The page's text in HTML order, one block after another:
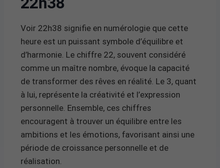
Voir 22h38 signifie en numérologie que cette
heure est un puissant symbole d’équilibre et
d’harmonie. Le chiffre 22, souvent considéré
comme un maître nombre, évoque la capacité
de transformer des rêves en réalité. Le 3, quant
à lui, représente la créativité et l’expression
personnelle. Ensemble, ces chiffres
encouragent à trouver un équilibre entre les
ambitions et les émotions, favorisant ainsi une
période de croissance personnelle et de
réalisation.